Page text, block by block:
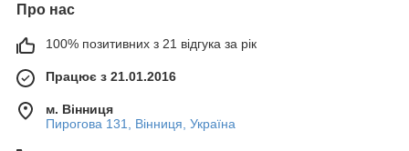
Про нас
100% позитивних з 21 відгука за рік
Працює з 21.01.2016
м. Вінниця
Пирогова 131, Вінниця, Україна